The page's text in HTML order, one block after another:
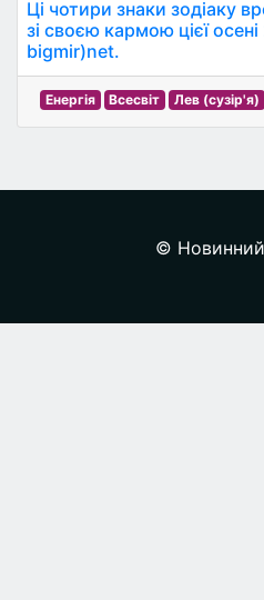
Ці чотири знаки зодіаку
зі своєю кармою цієї
bigmir)net.
Енергія Всесвіт Лев (сузір'я)
©